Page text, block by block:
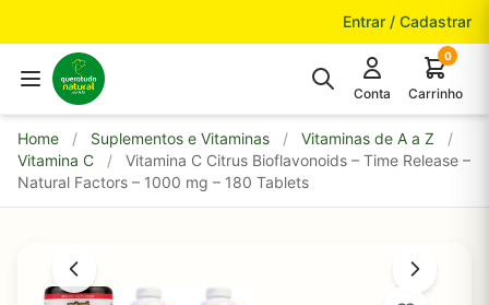
Entrar / Cadastrar
Conta
0
Carrinho
Home / Suplementos e Vitaminas / Vitaminas de A a Z
/
Vitamina C
/
Vitamina C Citrus Bioflavonoids – Time Release –
Natural Factors – 1000 mg – 180 Tablets